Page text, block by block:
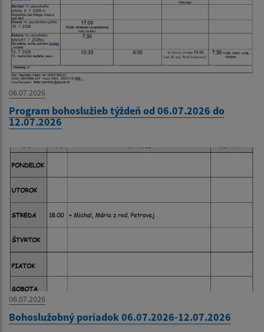
06.07.2026
Program bohoslužieb týždeň od 06.07.2026 do
12.07.2026
06.07.2026
Bohoslužobný poriadok 06.07.2026-12.07.2026